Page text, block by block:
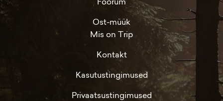
Ost-müük
Mis on Trip
Kontakt
Kasutustingimused
Privaatsustingimused